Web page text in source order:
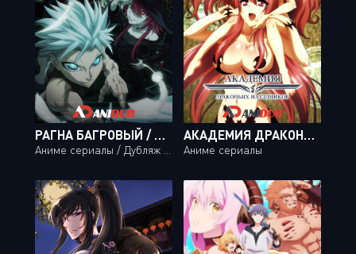
РАГНА БАГРОВЫЙ / RAGNA CRIMSON [24 ИЗ 24] АКАДЕМИЯ ДРАКОНЬИХ НАЕЗДНИКОВ / SEIKOKU NO DRAGONAR [12 ИЗ 12]
Аниме сериалы